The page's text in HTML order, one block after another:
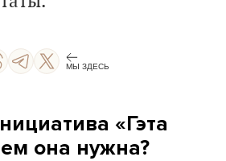
МЫ ЗДЕСЬ
«Гэта
она нужна?